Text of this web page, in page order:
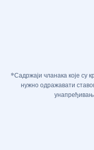
*Садржаји чланака које су
нужно одражавати